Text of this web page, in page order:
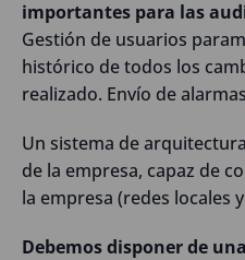
importantes para las
Gestión de usuarios
histórico de todos los
realizado. Envío de
Un sistema de
de la empresa, capaz de
la empresa (redes locales
Debemos disponer de